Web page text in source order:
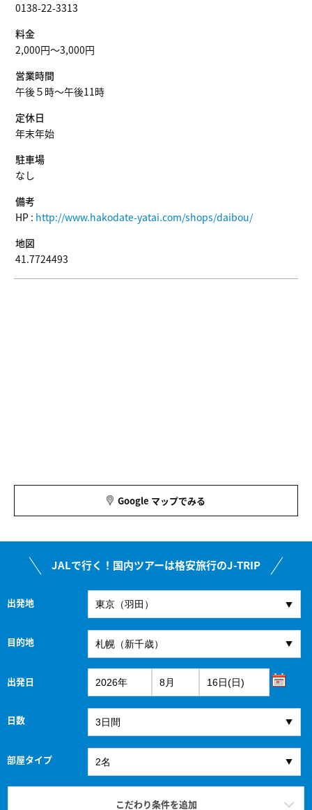
0138-22-3313
料金
2,000円～3,000円
営業時間
午後５時～午後11時
定休日
年末年始
駐車場
なし
備考
HP : http://www.hakodate-yatai.com/shops/daibou/
地図
41.7724493
Google マップでみる
JALで行く！国内ツアーは格安旅行のJ-TRIP
出発地
目的地
出発日
日数
部屋タイプ
こだわり条件を追加